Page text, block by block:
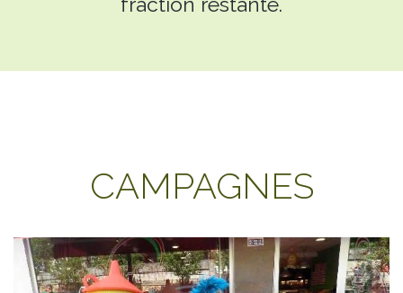
CAMPAGNES